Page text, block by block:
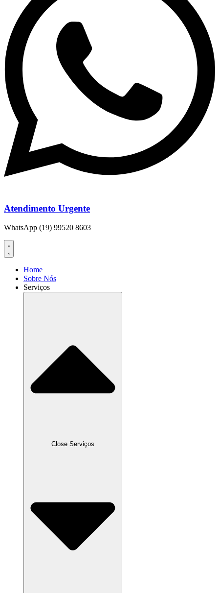
Atendimento Urgente
WhatsApp (19) 99520 8603
Home
Sobre Nós
Serviços
Close Serviços